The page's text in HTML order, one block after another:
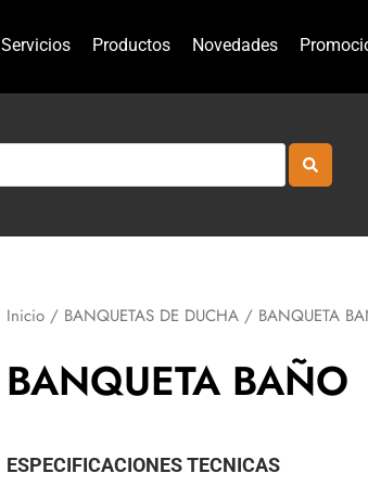
Servicios Productos Novedades
Inicio/ BANQUETAS DE DUCHA/ BANQUETA
BANQUETA BAÑO
ESPECIFICACIONES TECNICAS